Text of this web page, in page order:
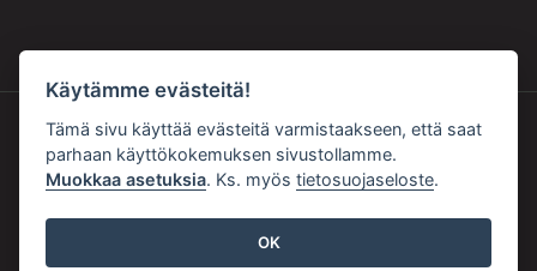
© 2026 PRO HÖYTIÄINEN RY
Kotisivut yritykselle: Affordia Oy
Joensuu
Käytämme evästeitä!
Tämä sivu käyttää evästeitä varmistaakseen, että saat
parhaan käyttökokemuksen sivustollamme.
Muokkaa asetuksia. Ks. myöstietosuojaseloste.
OK